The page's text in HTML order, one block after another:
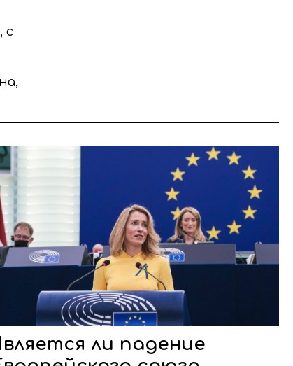
с
ли падение